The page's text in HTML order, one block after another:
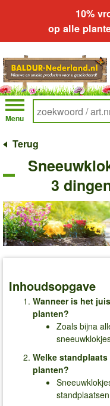
10%
op alle
Menu
Terug
3
Inhoudsopgave
Wanneer is het
planten?
Zoals bijna
Welke
planten?